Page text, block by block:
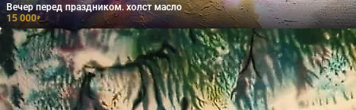
Вечер перед праздником. холст масло
15 000₽